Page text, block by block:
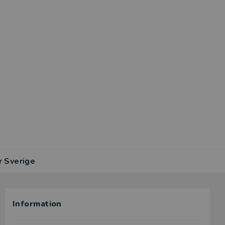
Sverige
Information